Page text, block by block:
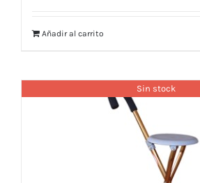
Añadir al carrito
Sin stock